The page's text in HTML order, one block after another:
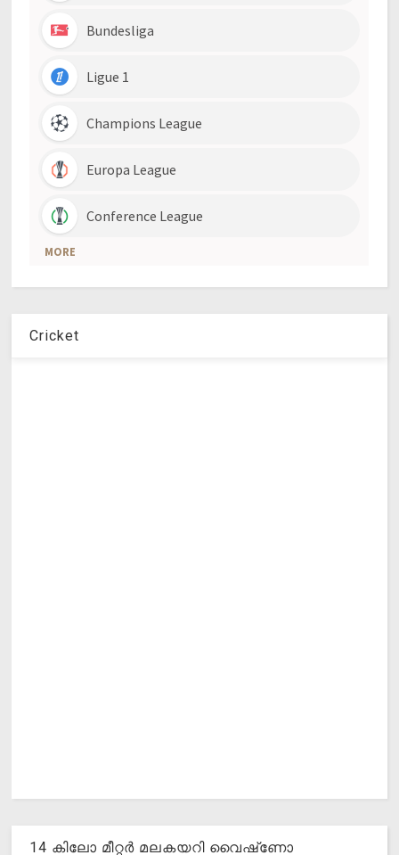
Cricket
14 കിലോ മീറ്റര്‍ മലകയറി വൈഷ്‌ണോ